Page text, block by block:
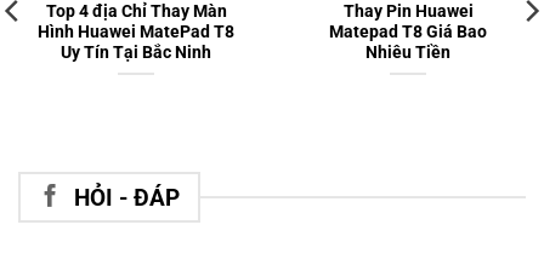
Top 4 địa Chỉ Thay Màn
Hình Huawei MatePad T8
Uy Tín Tại Bắc Ninh
Thay Pin Huawei
Matepad T8 Giá Bao
Nhiêu Tiền
HỎI - ĐÁP